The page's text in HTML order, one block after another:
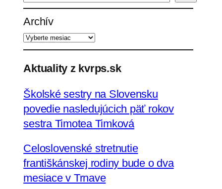
ľ
a
d
a
ť
Archív
Aktuality z kvrps.sk
Školské sestry na Slovensku
povedie nasledujúcich päť rokov
sestra Timotea Timková
Celoslovenské stretnutie
františkánskej rodiny bude o dva
mesiace v Trnave